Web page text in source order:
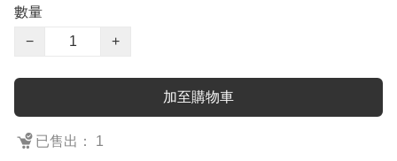
數量
−
+
加至購物車
已售出： 1